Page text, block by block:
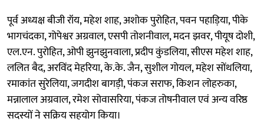
पूर्व अध्यक्ष बीजी रॉय, महेश शाह, अशोक पुरोहित, पवन पहाड़िया, पीके
भागचंदका, गोपेश्वर अग्रवाल, एसपी तोशनीवाल, मदन झवर, पीयूष दोशी,
एल.एन. पुरोहित, ओपी झुनझुनवाला, प्रदीप कुंडलिया, सीएस महेश शाह,
ललित बैद, अरविंद मेहरिया, के.के. जैन, सुशील गोयल, महेश सोंथलिया,
रमाकांत सुरेलिया, जगदीश बागड़ी, पंकज सराफ, किशन लोहरुका,
मन्नालाल अग्रवाल, रमेश सोवासरिया, पंकज तोषनीवाल एवं अन्य वरिष्ठ
सदस्यों ने सक्रिय सहयोग किया।